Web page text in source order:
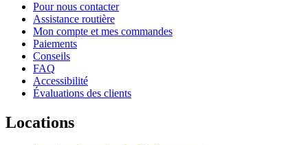
Pour nous contacter
Assistance routière
Mon compte et mes commandes
Paiements
Conseils
FAQ
Accessibilité
Évaluations des clients
Locations